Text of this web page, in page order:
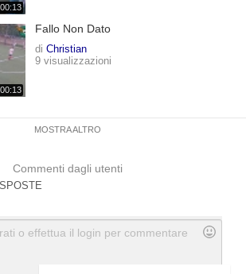
00:13
00:13
Fallo Non Dato
di Christian
9 visualizzazioni
MOSTRA ALTRO
Commenti dagli utenti